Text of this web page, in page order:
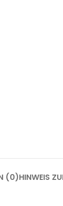
(0)HINWEIS